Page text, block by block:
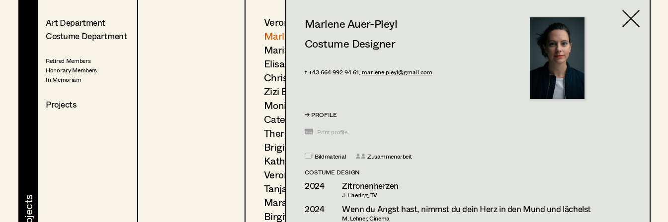
Art Department
Costume Department
Retired Members
Honorary Members
In Memoriam
Projects
Veronika Albert
Marlene Auer-Pleyl
Maria-Theresia Bartl
Elisabeth Binder-Neururer
Christoph Birkner
Zizi Bohrer-Lehner
Monika Buttinger
Caterina Czepek
Theresa Ebner-Lazek
Brigitta Fink
Katharina Forcher
Veronika Susanna Harb
Tanja Hausner
Mara Helml
Birgit Hutter
Marlene Auer-Pleyl
Costume Designer
t +43 664 992 94 61, marlene.pleyl@gmail.com
PROFILE
Print profile
Bildmaterial
Zusammenarbeit
COSTUME DESIGN
2024 Zitronenherzen
J. Haering, TV
2024 Wenn du Angst hast, nimmst du dein Herz in den Mund und lächelst
M. Lehner, Cinema